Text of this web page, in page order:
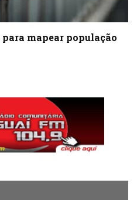
mapear população